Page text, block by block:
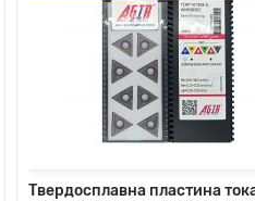
Твердосплавна пластина